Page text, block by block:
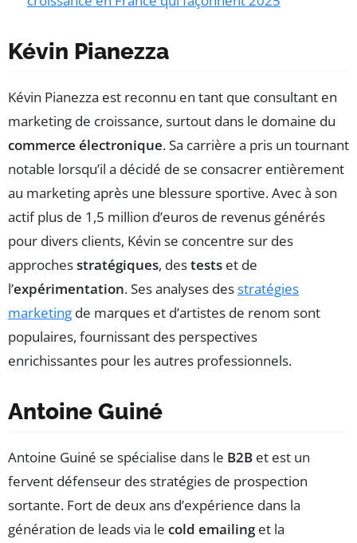
Kévin Pianezza
Kévin Pianezza est reconnu en tant que consultant en
marketing de croissance, surtout dans le domaine du
commerce électronique. Sa carrière a pris un tournant
notable lorsqu’il a décidé de se consacrer entièrement
au marketing après une blessure sportive. Avec à son
actif plus de 1,5 million d’euros de revenus générés
pour divers clients, Kévin se concentre sur des
approchesstratégiques, destests et de
l’expérimentation. Ses analyses desstratégies
marketing de marques et d’artistes de renom sont
populaires, fournissant des perspectives
enrichissantes pour les autres professionnels.
Antoine Guiné
Antoine Guiné se spécialise dans le B2B et est un
fervent défenseur des stratégies de prospection
sortante. Fort de deux ans d’expérience dans la
génération de leads via le cold emailinget la